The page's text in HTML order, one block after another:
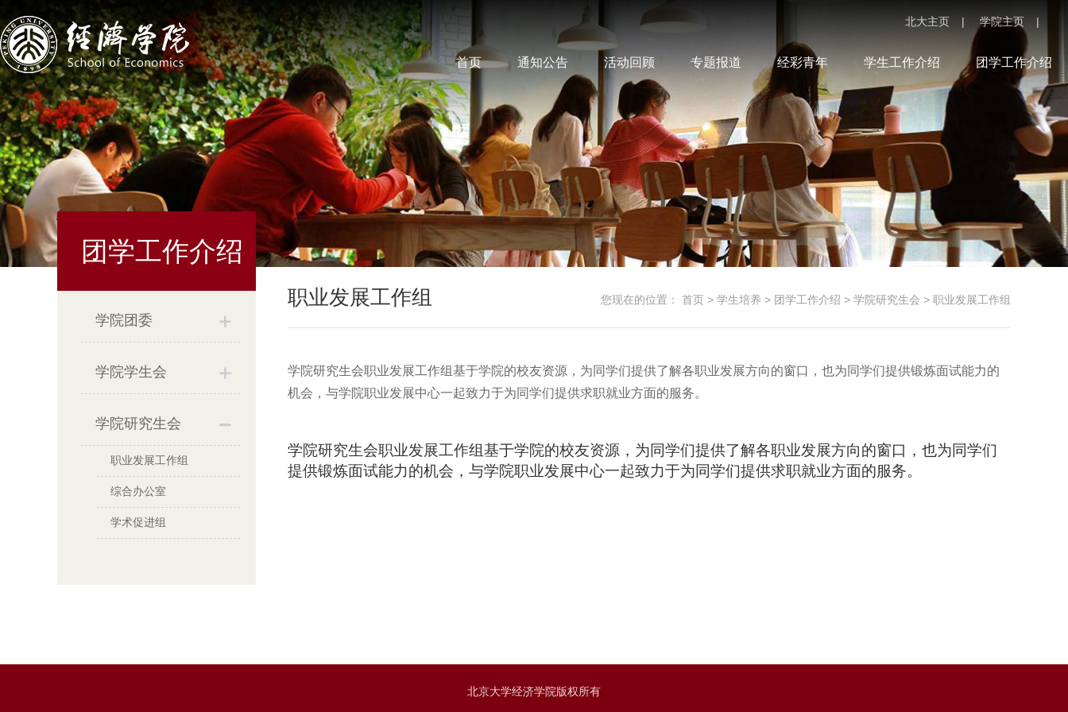
北大主页 | 学院主页 |
首页 通知公告 活动回顾 专题报道 经彩青年 学生工作介绍 团学工作介绍
团学工作介绍
学院团委
学院学生会
学院研究生会
职业发展工作组
综合办公室
学术促进组
您现在的位置： 首页 > 学生培养 > 团学工作介绍 > 学院研究生会 > 职业发展工作组
职业发展工作组
学院研究生会职业发展工作组基于学院的校友资源，为同学们提供了解各职业发展方向的窗口，也为同学们提供锻炼面试能力的
机会，与学院职业发展中心一起致力于为同学们提供求职就业方面的服务。
学院研究生会职业发展工作组基于学院的校友资源，为同学们提供了解各职业发展方向的窗口，也为同学们
提供锻炼面试能力的机会，与学院职业发展中心一起致力于为同学们提供求职就业方面的服务。
北京大学经济学院版权所有